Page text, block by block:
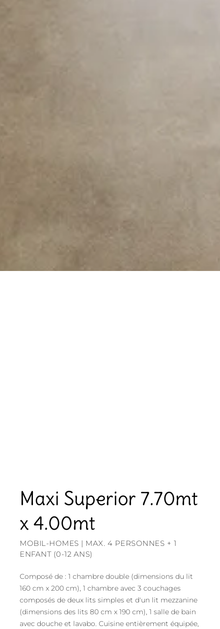
Maxi Superior 7.70mt
x 4.00mt
MOBIL-HOMES | MAX. 4 PERSONNES + 1
ENFANT (0-12 ANS)
Composé de : 1 chambre double (dimensions du lit
160 cm x 200 cm), 1 chambre avec 3 couchages
composés de deux lits simples et d'un lit mezzanine
(dimensions des lits 80 cm x 190 cm), 1 salle de bain
avec douche et lavabo. Cuisine entièrement équipée,